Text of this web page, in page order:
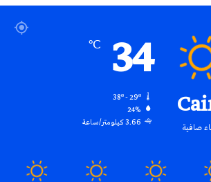
صافية
34
℃
24%
3.66 كيلومتر/ساعة